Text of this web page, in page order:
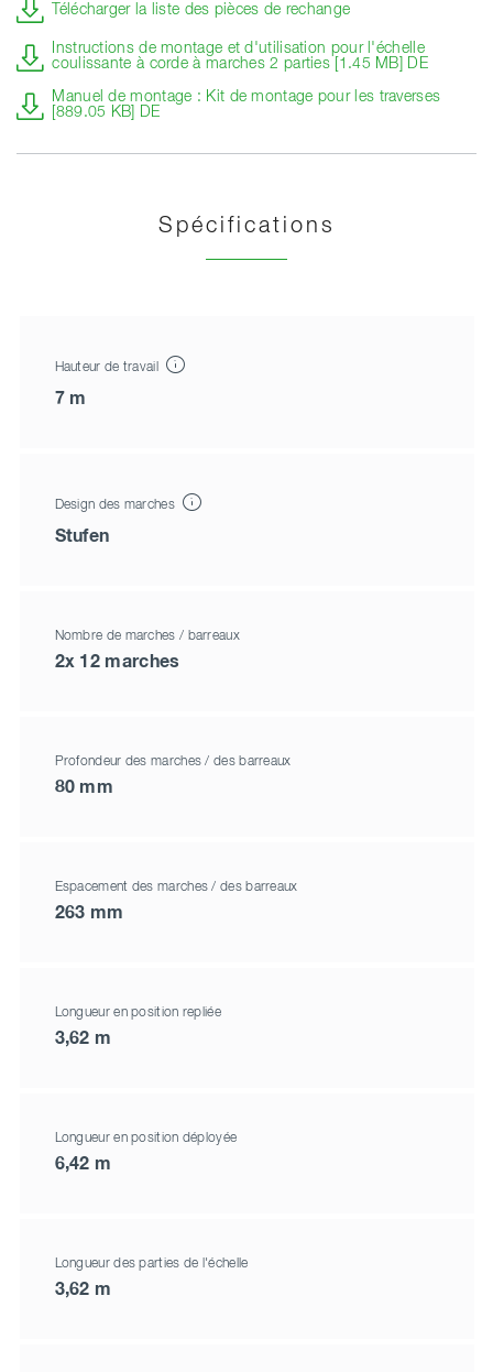
Télécharger la liste des pièces de rechange
Instructions de montage et d'utilisation pour l'échelle
coulissante à corde à marches 2 parties [1.45 MB] DE
Manuel de montage : Kit de montage pour les traverses
[889.05 KB] DE
Spécifications
Hauteur de travail
7 m
Design des marches
Stufen
Nombre de marches / barreaux
2x 12 marches
Profondeur des marches / des barreaux
80 mm
Espacement des marches / des barreaux
263 mm
Longueur en position repliée
3,62 m
Longueur en position déployée
6,42 m
Longueur des parties de l'échelle
3,62 m